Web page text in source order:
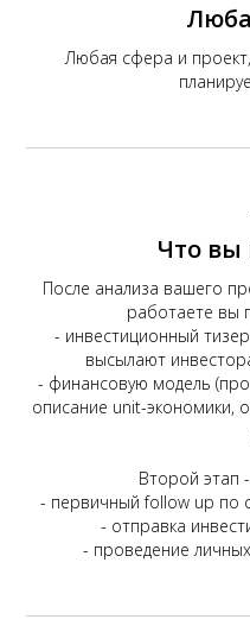
Любая сфера и
Что вы
После анализа вашего
работаете вы
- инвестиционный
высылают
- финансовую модель
описание unit-экономики,
Второй этап
- первичный follow up по
- отправка
- проведение